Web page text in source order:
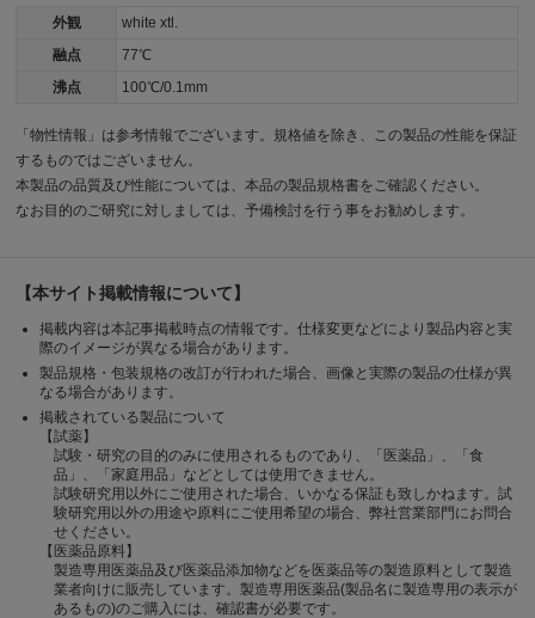
外観
white xtl.
融点
77℃
沸点
100℃/0.1mm
「物性情報」は参考情報でございます。規格値を除き、この製品の性能を保証
するものではございません。
本製品の品質及び性能については、本品の製品規格書をご確認ください。
なお目的のご研究に対しましては、予備検討を行う事をお勧めします。
【本サイト掲載情報について】
掲載内容は本記事掲載時点の情報です。仕様変更などにより製品内容と実
際のイメージが異なる場合があります。
製品規格・包装規格の改訂が行われた場合、画像と実際の製品の仕様が異
なる場合があります。
掲載されている製品について
【試薬】
試験・研究の目的のみに使用されるものであり、「医薬品」、「食
品」、「家庭用品」などとしては使用できません。
試験研究用以外にご使用された場合、いかなる保証も致しかねます。試
験研究用以外の用途や原料にご使用希望の場合、弊社営業部門にお問合
せください。
【医薬品原料】
製造専用医薬品及び医薬品添加物などを医薬品等の製造原料として製造
業者向けに販売しています。製造専用医薬品(製品名に製造専用の表示が
あるもの)のご購入には、確認書が必要です。